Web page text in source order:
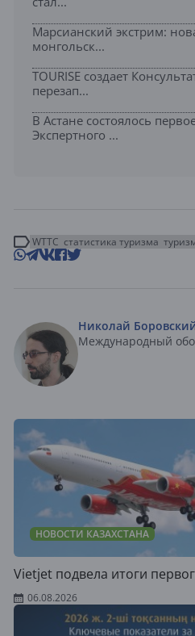
Марсианский экстрим:
монгольск...
TOURISE создает
перезап...
В Астане состоялось
Экспертного ...
WTTC статистика туризма
Николай
Международный
НОВОСТИ КАЗАХСТАНА
Vietjet подвела итоги
06.08.2026